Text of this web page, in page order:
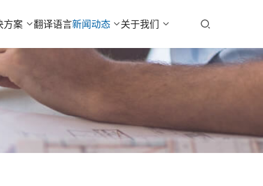
方案 翻译语言新闻动态 关于我们